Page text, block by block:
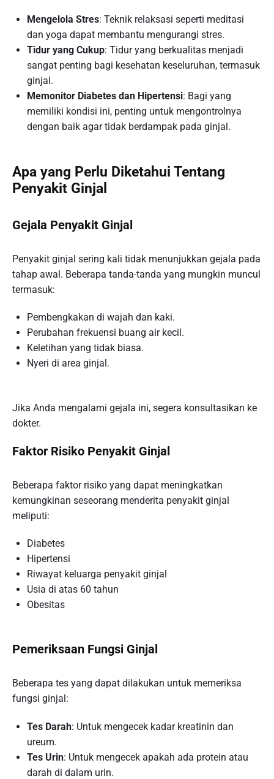
Mengelola Stres: Teknik relaksasi seperti meditasi
dan yoga dapat membantu mengurangi stres.
Tidur yang Cukup: Tidur yang berkualitas menjadi
sangat penting bagi kesehatan keseluruhan, termasuk
ginjal.
Memonitor Diabetes dan Hipertensi: Bagi yang
memiliki kondisi ini, penting untuk mengontrolnya
dengan baik agar tidak berdampak pada ginjal.
Apa yang Perlu Diketahui Tentang
Penyakit Ginjal
Gejala Penyakit Ginjal
Penyakit ginjal sering kali tidak menunjukkan gejala pada
tahap awal. Beberapa tanda-tanda yang mungkin muncul
termasuk:
Pembengkakan di wajah dan kaki.
Perubahan frekuensi buang air kecil.
Keletihan yang tidak biasa.
Nyeri di area ginjal.
Jika Anda mengalami gejala ini, segera konsultasikan ke
dokter.
Faktor Risiko Penyakit Ginjal
Beberapa faktor risiko yang dapat meningkatkan
kemungkinan seseorang menderita penyakit ginjal
meliputi:
Diabetes
Hipertensi
Riwayat keluarga penyakit ginjal
Usia di atas 60 tahun
Obesitas
Pemeriksaan Fungsi Ginjal
Beberapa tes yang dapat dilakukan untuk memeriksa
fungsi ginjal:
Tes Darah: Untuk mengecek kadar kreatinin dan
ureum.
Tes Urin: Untuk mengecek apakah ada protein atau
darah di dalam urin.